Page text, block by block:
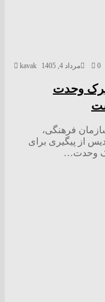
kavak مرداد 4, 1405 0
وحدت
فرهنگی،
از پیگیری برای
وحدت…